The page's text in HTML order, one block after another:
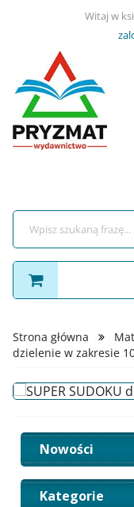
Witaj w
Strona główna
dzielenie w zakresie
Nowości
Kategorie